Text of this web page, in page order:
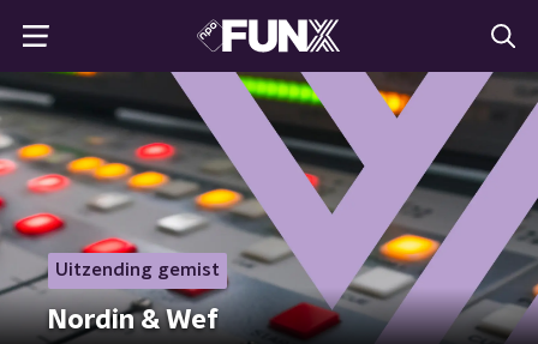
Uitzending gemist
Nordin & Wef